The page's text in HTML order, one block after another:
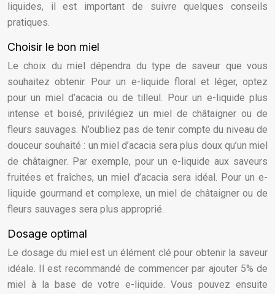
liquides, il est important de suivre quelques conseils
pratiques.
Choisir le bon miel
Le choix du miel dépendra du type de saveur que vous
souhaitez obtenir. Pour un e-liquide floral et léger, optez
pour un miel d’acacia ou de tilleul. Pour un e-liquide plus
intense et boisé, privilégiez un miel de châtaigner ou de
fleurs sauvages. N’oubliez pas de tenir compte du niveau de
douceur souhaité : un miel d’acacia sera plus doux qu’un miel
de châtaigner. Par exemple, pour un e-liquide aux saveurs
fruitées et fraîches, un miel d’acacia sera idéal. Pour un e-
liquide gourmand et complexe, un miel de châtaigner ou de
fleurs sauvages sera plus approprié.
Dosage optimal
Le dosage du miel est un élément clé pour obtenir la saveur
idéale. Il est recommandé de commencer par ajouter 5% de
miel à la base de votre e-liquide. Vous pouvez ensuite